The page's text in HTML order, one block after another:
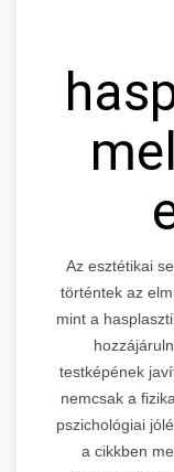
Az esztétikai
történtek az
mint a
testképének
nemcsak a
pszichológiai
a cikkben